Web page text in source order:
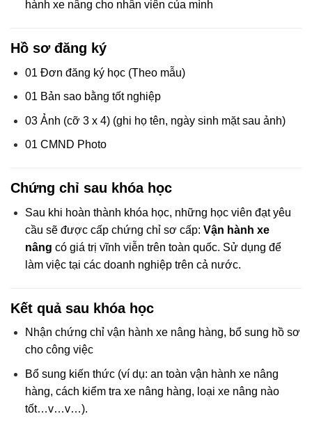
hành xe nâng cho nhân viên của mình
Hồ sơ đăng ký
01 Đơn đăng ký học (Theo mẫu)
01 Bản sao bằng tốt nghiệp
03 Ảnh (cỡ 3 x 4) (ghi họ tên, ngày sinh mặt sau ảnh)
01 CMND Photo
Chứng chỉ sau khóa học
Sau khi hoàn thành khóa học, những học viên đạt yêu
cầu sẽ được cấp chứng chỉ sơ cấp: Vận hành xe
nâng có giá trị vĩnh viễn trên toàn quốc. Sử dụng để
làm việc tại các doanh nghiệp trên cả nước.
Kết quả sau khóa học
Nhận chứng chỉ vận hành xe nâng hàng, bổ sung hồ sơ
cho công việc
Bổ sung kiến thức (ví dụ: an toàn vận hành xe nâng
hàng, cách kiểm tra xe nâng hàng, loại xe nâng nào
tốt…v…v…).